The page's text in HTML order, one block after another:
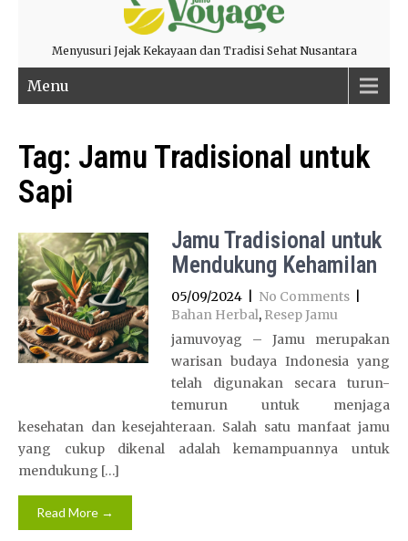
Menyusuri Jejak Kekayaan dan Tradisi Sehat Nusantara
Menu
Tag: Jamu Tradisional untuk
Sapi
Jamu Tradisional untuk
Mendukung Kehamilan
05/09/2024 No Comments
Bahan Herbal, Resep Jamu
jamuvoyag – Jamu merupakan
warisan budaya Indonesia yang
telah digunakan secara turun-
temurun untuk menjaga
kesehatan dan kesejahteraan. Salah satu manfaat jamu
yang cukup dikenal adalah kemampuannya untuk
mendukung […]
Read More →